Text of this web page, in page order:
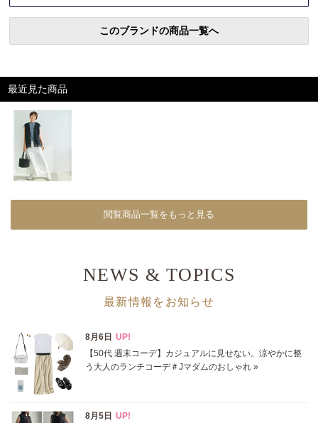
このブランドの商品一覧へ
最近見た商品
閲覧商品一覧をもっと見る
NEWS & TOPICS
最新情報をお知らせ